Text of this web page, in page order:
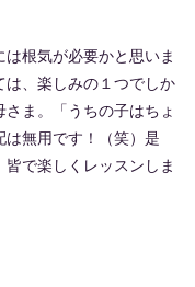
根気が必要かと思いま
は、楽しみの１つでしか
ま。「うちの子はちょ
は無用です！（笑）是
で楽しくレッスンしま